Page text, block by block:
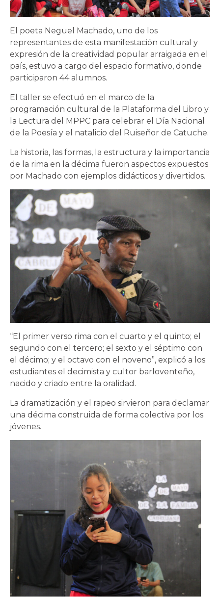
El poeta Neguel Machado, uno de los
representantes de esta manifestación cultural y
expresión de la creatividad popular arraigada en el
país, estuvo a cargo del espacio formativo, donde
participaron 44 alumnos.
El taller se efectuó en el marco de la
programación cultural de la Plataforma del Libro y
la Lectura del MPPC para celebrar el Día Nacional
de la Poesía y el natalicio del Ruiseñor de Catuche.
La historia, las formas, la estructura y la importancia
de la rima en la décima fueron aspectos expuestos
por Machado con ejemplos didácticos y divertidos.
“El primer verso rima con el cuarto y el quinto; el
segundo con el tercero; el sexto y el séptimo con
el décimo; y el octavo con el noveno”, explicó a los
estudiantes el decimista y cultor barloventeño,
nacido y criado entre la oralidad.
La dramatización y el rapeo sirvieron para declamar
una décima construida de forma colectiva por los
jóvenes.